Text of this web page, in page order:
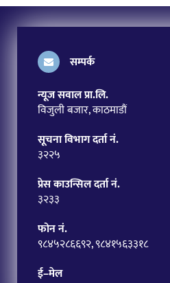
सम्पर्क
न्यूज सवाल प्रा.लि.
विजुली बजार, काठमाडौं
सूचना विभाग दर्ता नं.
३२२५
प्रेस काउन्सिल दर्ता नं.
३२३३
फोन नं.
९८४५२८६६९२, ९८४१५६३३१८
ई–मेल